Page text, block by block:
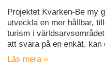
Projektet Kvarken-Be my
utveckla en mer hållbar,
turism i
att svara på en enkät,
Läs mera »